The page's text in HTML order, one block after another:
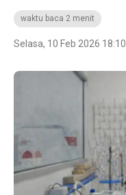
waktu baca 2 menit
Selasa, 10 Feb 2026 18:10